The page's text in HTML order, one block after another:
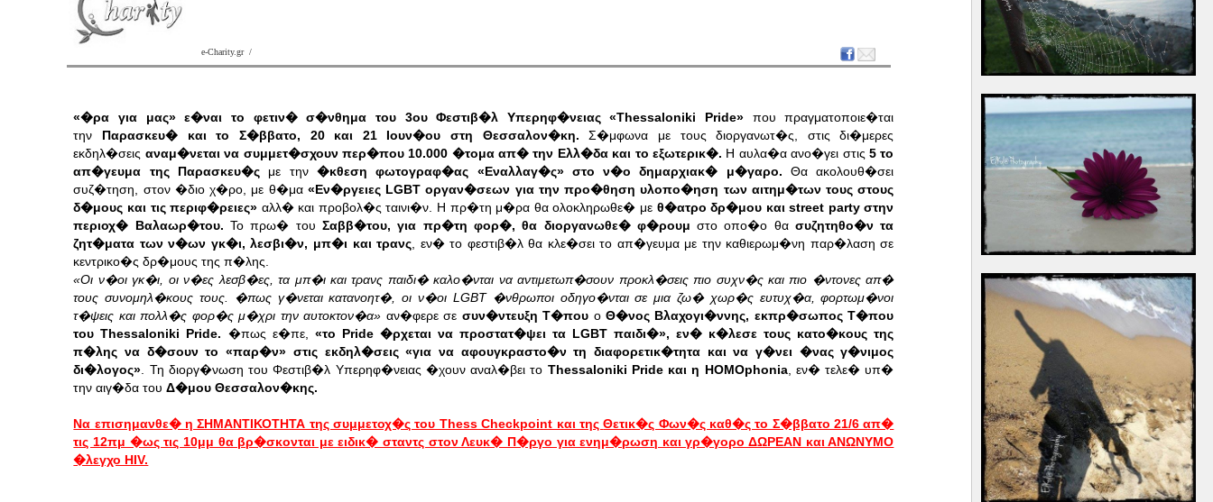
e-Charity.gr /
«�ρα για μας» ε�ναι το φετιν� σ�νθημα του 3ου Φεστιβ�λ Υπερηφ�νειας «Thessaloniki Pride» που πραγματοποιε�ται
την Παρασκευ� και το Σ�ββατο, 20 και 21 Ιουν�ου στη Θεσσαλον�κη. Σ�μφωνα με τους διοργανωτ�ς, στις δι�μερες
εκδηλ�σεις αναμ�νεται να συμμετ�σχουν περ�που 10.000 �τομα απ� την Ελλ�δα και το εξωτερικ�. Η αυλα�α ανο�γει στις 5 το
απ�γευμα της Παρασκευ�ς με την �κθεση φωτογραφ�ας «Εναλλαγ�ς» στο ν�ο δημαρχιακ� μ�γαρο. Θα ακολουθ�σει
συζ�τηση, στον �διο χ�ρο, με θ�μα «Εν�ργειες LGBT οργαν�σεων για την προ�θηση υλοπο�ηση των αιτημ�των τους στους
δ�μους και τις περιφ�ρειες» αλλ� και προβολ�ς ταινι�ν. Η πρ�τη μ�ρα θα ολοκληρωθε� με θ�ατρο δρ�μου και street party στην
περιοχ� Βαλαωρ�του. Το πρω� του Σαββ�του, για πρ�τη φορ�, θα διοργανωθε� φ�ρουμ στο οπο�ο θασυζητηθο�ν τα
ζητ�ματα των ν�ων γκ�ι, λεσβι�ν, μπ�ι και τρανς , εν� το φεστιβ�λ θα κλε�σει το απ�γευμα με την καθιερωμ�νη παρ�λαση σε
κεντρικο�ς δρ�μους της π�λης.
«Οι ν�οι γκ�ι, οι ν�ες λεσβ�ες, τα μπ�ι και τρανς παιδι� καλο�νται να αντιμετωπ�σουν προκλ�σεις πιο συχν�ς και πιο �ντονες απ�
τους συνομηλ�κους τους. �πως γ�νεται κατανοητ�, οι ν�οι LGBT �νθρωποι οδηγο�νται σε μια ζω� χωρ�ς ευτυχ�α, φορτωμ�νοι
τ�ψεις και πολλ�ς φορ�ς μ�χρι την αυτοκτον�α» αν�φερε σε συν�ντευξη Τ�που ο Θ�νος Βλαχογι�ννης, εκπρ�σωπος Τ�που
του Thessaloniki Pride. �πως ε�πε,
«το Pride �ρχεται να προστατ�ψει τα LGBT παιδι�», εν� κ�λεσε τους κατο�κους της
π�λης να δ�σουν το «παρ�ν» στις εκδηλ�σεις «για να αφουγκραστο�ν τη διαφορετικ�τητα και να γ�νει �νας γ�νιμος
δι�λογος» . Τη διοργ�νωση του Φεστιβ�λ Υπερηφ�νειας �χουν αναλ�βει το Thessaloniki Pride και η HOMOphonia, εν� τελε� υπ�
την αιγ�δα τουΔ�μου Θεσσαλον�κης.
Να επισημανθε� η ΣΗΜΑΝΤΙΚΟΤΗΤΑ της συμμετοχ�ς του Thess Checkpoint και τηςΘετικ�ς Φων�ς καθ�ς το Σ�ββατο 21/6 απ�
τις 12πμ �ως τις 10μμ θα βρ�σκονται με ειδικ� σταντς στον Λευκ� Π�ργο για ενημ�ρωση και γρ�γορο ΔΩΡΕΑΝ και ΑΝΩΝΥΜΟ
�λεγχο HIV.